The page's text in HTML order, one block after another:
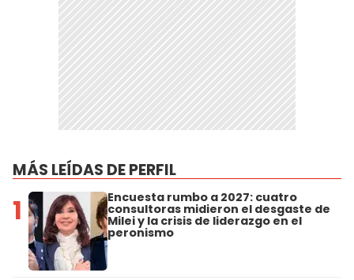
MÁS LEÍDAS DE PERFIL
1 Encuesta rumbo a 2027: cuatro
consultoras midieron el desgaste de
Milei y la crisis de liderazgo en el
peronismo